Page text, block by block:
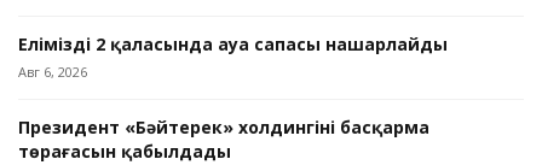
Еліміздің 2 қаласында ауа сапасы нашарлайды
Авг 6, 2026
Президент «Бәйтерек» холдингінің басқарма
төрағасын қабылдады